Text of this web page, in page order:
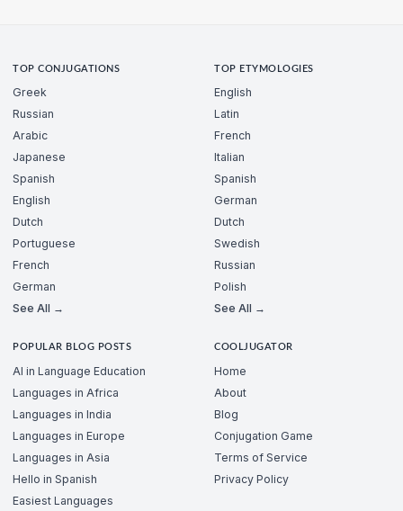
TOP CONJUGATIONS
Greek
Russian
Arabic
Japanese
Spanish
English
Dutch
Portuguese
French
German
See All →
TOP ETYMOLOGIES
English
Latin
French
Italian
Spanish
German
Dutch
Swedish
Russian
Polish
See All →
POPULAR BLOG POSTS
AI in Language Education
Languages in Africa
Languages in India
Languages in Europe
Languages in Asia
Hello in Spanish
Easiest Languages
COOLJUGATOR
Home
About
Blog
Conjugation Game
Terms of Service
Privacy Policy